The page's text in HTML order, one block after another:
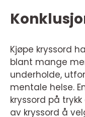
Kjøpe kryssord
blant mange
underholde,
mentale helse.
kryssord på
av kryssord å